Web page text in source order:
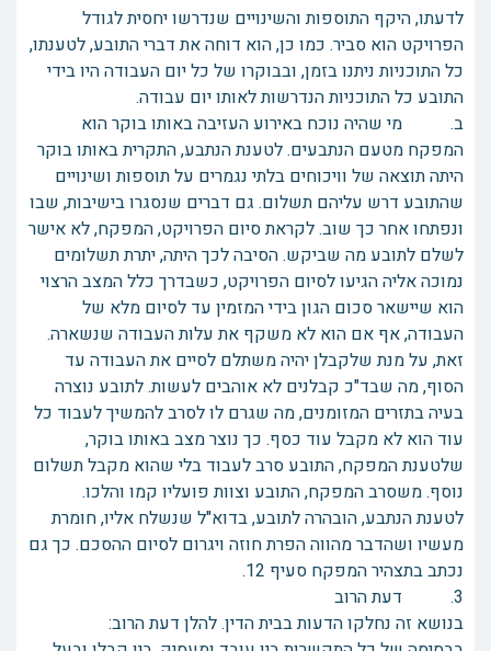
לדעתו, היקף התוספות והשינויים שנדרשו יחסית לגודל
הפרויקט הוא סביר. כמו כן, הוא דוחה את דברי התובע, לטענתו,
כל התוכניות ניתנו בזמן, ובבוקרו של כל יום העבודה היו בידי
התובע כל התוכניות הנדרשות לאותו יום עבודה.
ב. מי שהיה נוכח באירוע העזיבה באותו בוקר הוא
המפקח מטעם הנתבעים. לטענת הנתבע, התקרית באותו בוקר
היתה תוצאה של וויכוחים בלתי נגמרים על תוספות ושינויים
שהתובע דרש עליהם תשלום. גם דברים שנסגרו בישיבות, שבו
ונפתחו אחר כך שוב. לקראת סיום הפרויקט, המפקח, לא אישר
לשלם לתובע מה שביקש. הסיבה לכך היתה, יתרת תשלומים
נמוכה אליה הגיעו לסיום הפרויקט, כשבדרך כלל המצב הרצוי
הוא שיישאר סכום הגון בידי המזמין עד לסיום מלא של
העבודה, אף אם הוא לא משקף את עלות העבודה שנשארה.
זאת, על מנת שלקבלן יהיה משתלם לסיים את העבודה עד
הסוף, מה שבד"כ קבלנים לא אוהבים לעשות. לתובע נוצרה
בעיה בתזרים המזומנים, מה שגרם לו לסרב להמשיך לעבוד כל
עוד הוא לא מקבל עוד כסף. כך נוצר מצב באותו בוקר,
שלטענת המפקח, התובע סרב לעבוד בלי שהוא מקבל תשלום
נוסף. משסרב המפקח, התובע וצוות פועליו קמו והלכו.
לטענת הנתבע, הובהרה לתובע, בדוא"ל שנשלח אליו, חומרת
מעשיו ושהדבר מהווה הפרת חוזה ויגרום לסיום ההסכם. כך גם
נכתב בתצהיר המפקח סעיף 12.
3. דעת הרוב
בנושא זה נחלקו הדעות בבית הדין. להלן דעת הרוב: